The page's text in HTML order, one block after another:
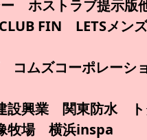
ホストラブ提示版
FIN LETSメ
コムズコーポレー
興業 関東防水 ト
牧場 横浜inspa